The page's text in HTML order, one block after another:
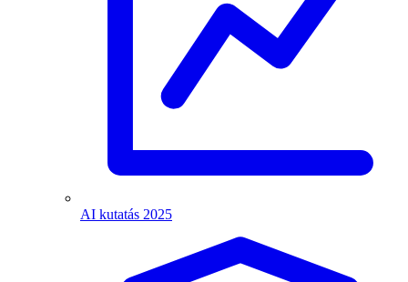
AI kutatás 2025